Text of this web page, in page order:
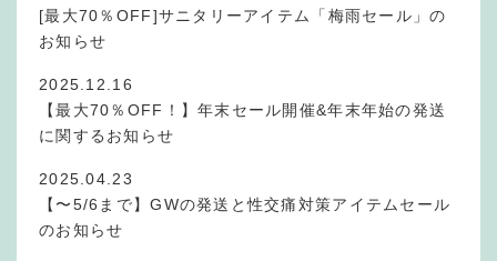
[最大70％OFF]サニタリーアイテム「梅雨セール」の
お知らせ
2025.12.16
【最大70％OFF！】年末セール開催&年末年始の発送
に関するお知らせ
2025.04.23
【〜5/6まで】GWの発送と性交痛対策アイテムセール
のお知らせ